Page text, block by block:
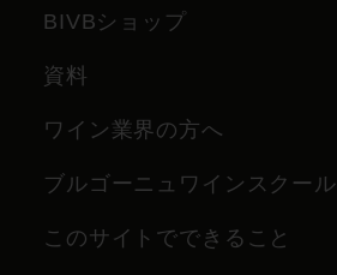
BIVBショップ
資料
ワイン業界の方へ
ブルゴーニュワインスクール
このサイトでできること